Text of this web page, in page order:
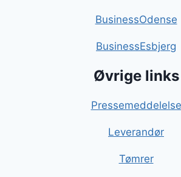
BusinessOdense
BusinessEsbjerg
Øvrige links
Pressemeddelelse
Leverandør
Tømrer